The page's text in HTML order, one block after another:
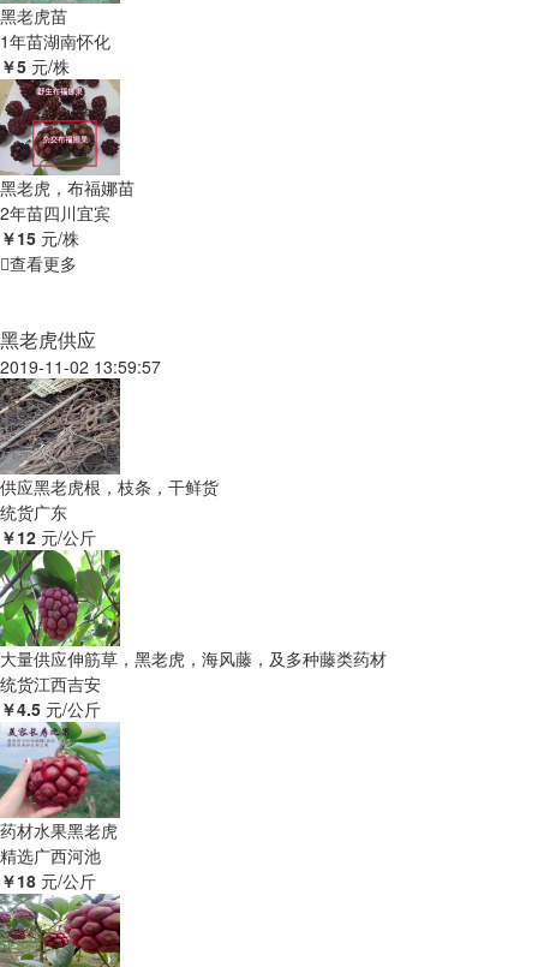
黑老虎苗
1年苗湖南怀化
￥5 元/株
黑老虎，布福娜苗
2年苗四川宜宾
￥15 元/株
查看更多
黑老虎供应
2019-11-02 13:59:57
供应黑老虎根，枝条，干鲜货
统货广东
￥12 元/公斤
大量供应伸筋草，黑老虎，海风藤，及多种藤类药材
统货江西吉安
￥4.5 元/公斤
药材水果黑老虎
精选广西河池
￥18 元/公斤